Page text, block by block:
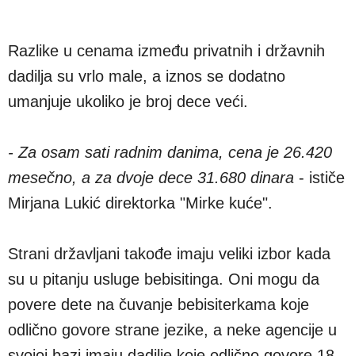
Razlike u cenama između privatnih i državnih
dadilja su vrlo male, a iznos se dodatno
umanjuje ukoliko je broj dece veći.
- Za osam sati radnim danima, cena je 26.420
mesečno, a za dvoje dece 31.680 dinara - ističe
Mirjana Lukić direktorka "Mirke kuće".
Strani državljani takođe imaju veliki izbor kada
su u pitanju usluge bebisitinga. Oni mogu da
povere dete na čuvanje bebisiterkama koje
odlično govore strane jezike, a neke agencije u